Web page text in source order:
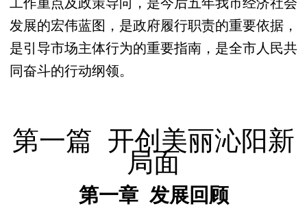
发展的宏伟蓝图，是政府履行职责的重要依据，
是引导市场主体行为的重要指南，是全市人民共
同奋斗的行动纲领。
第一篇 开创美丽沁阳新
局面
第一章 发展回顾